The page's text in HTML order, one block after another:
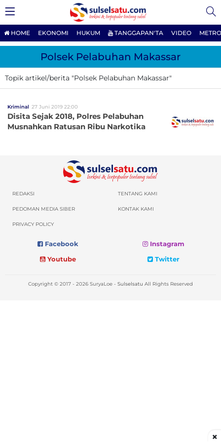
HOME EKONOMI HUKUM TANGGAPAN'TA VIDEO
Polsek Pelabuhan Makassar
Topik artikel/berita "Polsek Pelabuhan Makassar"
Kriminal 27 Juni 2019 22:00
Disita Sejak 2018, Polres Pelabuhan
Musnahkan Ratusan Ribu Narkotika
REDAKSI TENTANG KAMI
PEDOMAN MEDIA SIBER KONTAK KAMI
PRIVACY POLICY
Facebook
Instagram
Youtube
Twitter
Copyright © 2017 - 2026 SuryaLoe - Sulselsatu All Rights Reserved
×